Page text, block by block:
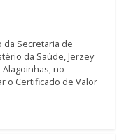
da Secretaria de
da Saúde, Jerzey
no
o Certificado de Valor